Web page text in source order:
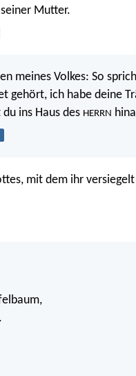
Mutter.
meines Volkes: So
gehört, ich habe deine
ins Haus des HERRN
mit dem ihr